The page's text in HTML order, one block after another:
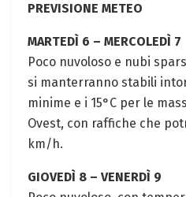
PREVISIONE METEO
MARTEDÌ 6 – MERCOLEDÌ 7
Poco nuvoloso e nubi
si manterranno stabili
minime e i 15°C per le
Ovest, con raffiche che
km/h.
GIOVEDÌ 8 – VENERDÌ 9